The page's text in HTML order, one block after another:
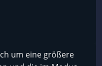
um eine größere